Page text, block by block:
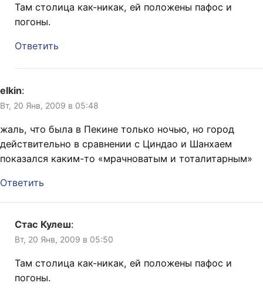
Там столица как-никак, ей положены пафос и
погоны.
Ответить
elkin:
Вт, 20 Янв, 2009 в 05:48
жаль, что была в Пекине только ночью, но город
действительно в сравнении с Циндао и Шанхаем
показался каким-то «мрачноватым и тоталитарным»
Ответить
Стас Кулеш:
Вт, 20 Янв, 2009 в 05:50
Там столица как-никак, ей положены пафос и
погоны.